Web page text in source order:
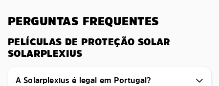
PERGUNTAS FREQUENTES
PELÍCULAS DE PROTEÇÃO SOLAR
SOLARPLEXIUS
A Solarplexius é legal em Portugal?